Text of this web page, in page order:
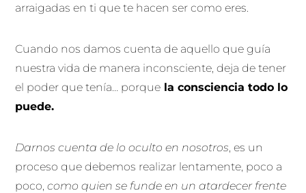
arraigadas en ti que te hacen ser como eres.
Cuando nos damos cuenta de aquello que guía
nuestra vida de manera inconsciente, deja de tener
el poder que tenía… porque la consciencia todo lo
puede.
Darnos cuenta de lo oculto en nosotros, es un
proceso que debemos realizar lentamente, poco a
poco,como quien se funde en un atardecer frente